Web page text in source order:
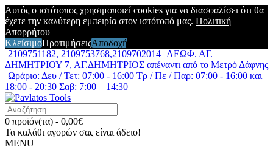
Αυτός ο ιστότοπος χρησιμοποιεί cookies για να διασφαλίσει ότι θα
έχετε την καλύτερη εμπειρία στον ιστότοπό μας. Πολιτική
Απορρήτου
ΚλείσιμοΠροτιμήσειςΑποδοχή
2109751182, 2109753768,2109702014 ΛΕΩΦ. ΑΓ.
ΔΗΜΗΤΡΙΟΥ 7, ΑΓ.ΔΗΜΗΤΡΙΟΣ απέναντι από το Μετρό Δάφνης
Ωράριο: Δευ / Τετ: 07:00 - 16:00 Τρ / Πε / Παρ: 07:00 - 16:00 και
18:00 - 20:30 Σαβ: 7:00 – 14:30
0 προϊόν(τα) - 0,00€
Τα καλάθι αγορών σας είναι άδειο!
MENU